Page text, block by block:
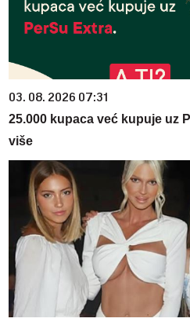
03. 08. 2026 07:31
25.000 kupaca već kupuje uz
više